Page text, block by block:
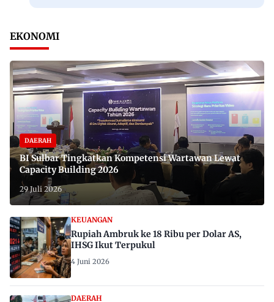
EKONOMI
DAERAH
BI Sulbar Tingkatkan Kompetensi Wartawan Lewat
Capacity Building 2026
29 Juli 2026
KEUANGAN
Rupiah Ambruk ke 18 Ribu per Dolar AS,
IHSG Ikut Terpukul
4 Juni 2026
DAERAH